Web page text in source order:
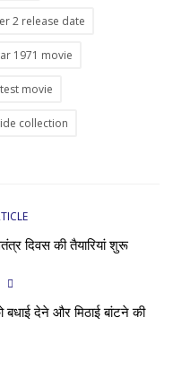
2 release date
1971 movie
movie
collection
दिवस की तैयारियां शुरू
बधाई देने और मिठाई बांटने की